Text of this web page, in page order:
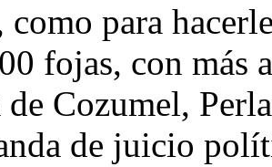
como para
fojas, con
de Cozumel,
de juicio